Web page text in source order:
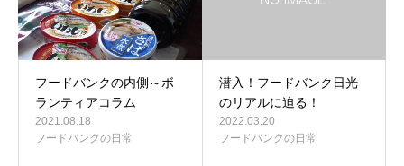
フードバンクの内側～ボ
ランティアコラム
2021.08.18
フードバンクの日常
潜入！フードバンク日光
のリアルに迫る！
2022.03.20
フードバンクの日常